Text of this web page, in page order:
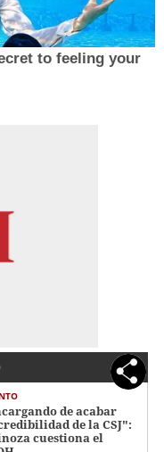
to feeling your
de acabar
de la CSJ":
cuestiona el